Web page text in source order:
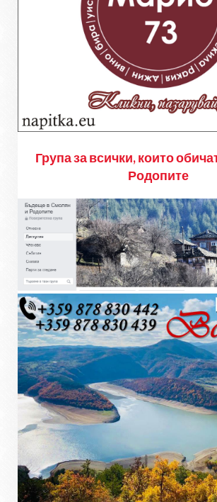
Група за всички, които
Родопите